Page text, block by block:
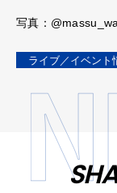
写真：
ライブ／イベント